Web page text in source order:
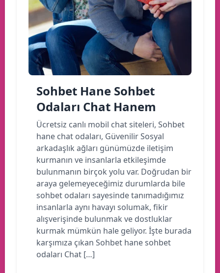
Sohbet Hane Sohbet
Odaları Chat Hanem
Ücretsiz canlı mobil chat siteleri, Sohbet
hane chat odaları, Güvenilir Sosyal
arkadaşlık ağları günümüzde iletişim
kurmanın ve insanlarla etkileşimde
bulunmanın birçok yolu var. Doğrudan bir
araya gelemeyeceğimiz durumlarda bile
sohbet odaları sayesinde tanımadığımız
insanlarla aynı havayı solumak, fikir
alışverişinde bulunmak ve dostluklar
kurmak mümkün hale geliyor. İşte burada
karşımıza çıkan Sohbet hane sohbet
odaları Chat […]